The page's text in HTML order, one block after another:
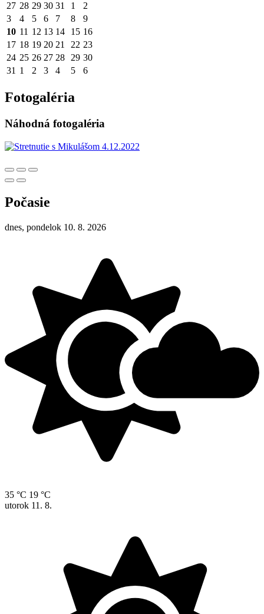
27 28 29 30 31 1
2
3
4 5 6 7 8
9
10 11 12 13 14 15 16
17 18 19 20 21 22 23
24 25 26 27 28 29 30
31 1 2 3 4 5 6
Fotogaléria
Náhodná fotogaléria
Počasie
dnes, pondelok 10. 8. 2026
35 °C 19 °C
utorok 11. 8.